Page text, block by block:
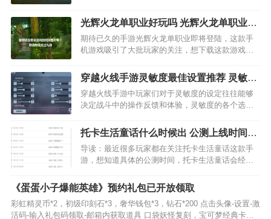
绍，快来看一下吧。游戏中，小型食肉龙吃小型食
草龙，中型非装甲食草龙和非同类小型食肉龙，鸭
嘴龙类全部是中型非装…
光辉火龙单职业好玩吗 光辉火龙单职业玩
法简介
期待已久的手游光辉火龙单职业即将登陆，这款手
机游戏吸引了大批玩家的关注，想下载这款游戏，
辉火龙单职业值不值得玩？现在就为大家来简单分
析下，看看这款游戏的玩法特点和游戏剧情介绍。
1、光辉火龙单职业…
穿越火线手游灵敏度最佳设置推荐 灵敏度
如何设置好
穿越火线手游中玩家们对于灵敏度的设定往往能够
决定战斗中的操作反馈和体验，灵敏度的各个选项
根据玩家们不同按键、指位，我们给你提供了更多
不同的穿越火线手游灵敏度最佳设置选择。 穿越火
线手游灵敏度最佳…
托卡生活童话什么时候出 公测上线时间预
告
导读：最近很多玩家都在关注托卡生活童话这款手
游，想知道具体的公测时间，托卡生活童话会经过
测试阶段，才会正式上线托卡生活童话安卓或iOS版
本，有很多玩家就会问小编托卡生活童话什么时候
公测，究竟什么时…
《蛋蛋小子爆能英雄》预约礼包已开放领取
彩虹精灵币*2，初级印刻石*3，奢华钱包*3，钻石*200 点击头像-设置-激
活码-输入礼包码领取-邮箱内获取道具 口袋妖怪复刻，宝可梦经典卡牌